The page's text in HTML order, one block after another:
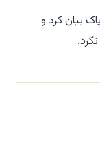
بیان کرد و